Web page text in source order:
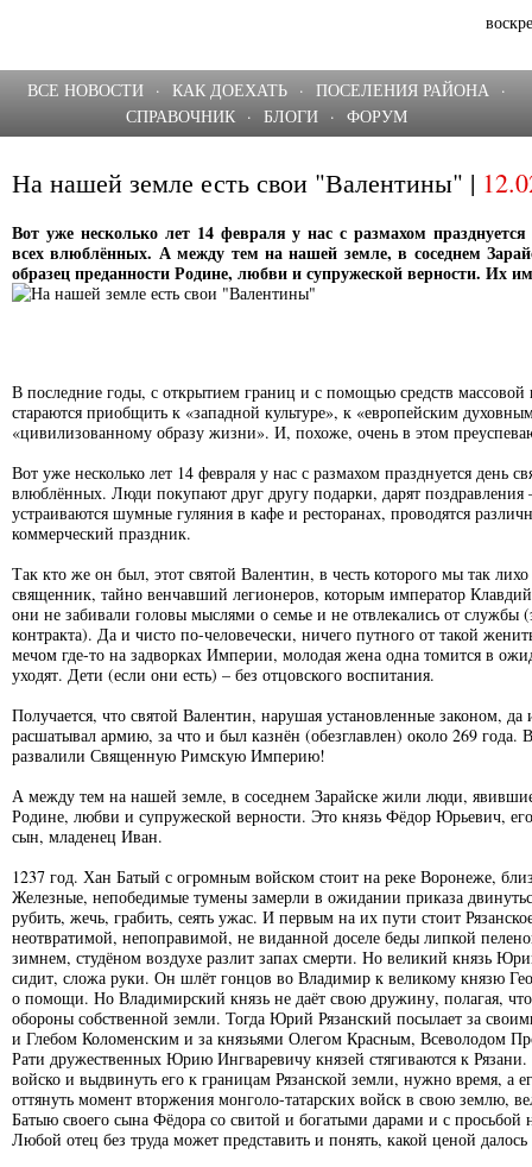
ВСЕ НОВОСТИ · КАК ДОЕХАТЬ · ПОСЕЛЕНИЯ РАЙОНА
·
СПРАВОЧНИК
· БЛОГИ · ФОРУМ
На нашей земле есть свои "Валентины" |
Вот уже несколько лет 14 февраля у нас с размахом
всех влюблённых. А между тем на нашей земле, в соседнем
образец преданности Родине, любви и супружеской верности. Их
В последние годы, с открытием границ и с помощью средств
стараются приобщить к «западной культуре», к «европейским
«цивилизованному образу жизни». И, похоже, очень в этом
Вот уже несколько лет 14 февраля у нас с размахом празднуется день
влюблённых. Люди покупают друг другу подарки, дарят поздравления
устраиваются шумные гуляния в кафе и ресторанах, проводятся
коммерческий праздник.
Так кто же он был, этот святой Валентин, в честь которого мы так
священник, тайно венчавший легионеров, которым император
они не забивали головы мыслями о семье и не отвлекались от службы
контракта). Да и чисто по-человечески, ничего путного от такой
мечом где-то на задворках Империи, молодая жена одна томится в
уходят. Дети (если они есть) – без отцовского воспитания.
Получается, что святой Валентин, нарушая установленные законом,
расшатывал армию, за что и был казнён (обезглавлен) около 269 года.
развалили Священную Римскую Империю!
А между тем на нашей земле, в соседнем Зарайске жили люди,
Родине, любви и супружеской верности. Это князь Фёдор Юрьевич,
сын, младенец Иван.
1237 год. Хан Батый с огромным войском стоит на реке Воронеже,
Железные, непобедимые тумены замерли в ожидании приказа
рубить, жечь, грабить, сеять ужас. И первым на их пути стоит
неотвратимой, непоправимой, не виданной доселе беды липкой
зимнем, студёном воздухе разлит запах смерти. Но великий князь
сидит, сложа руки. Он шлёт гонцов во Владимир к великому князю
о помощи. Но Владимирский князь не даёт свою дружину, полагая,
обороны собственной земли. Тогда Юрий Рязанский посылает за
и Глебом Коломенским и за князьями Олегом Красным, Всеволодом
Рати дружественных Юрию Ингваревичу князей стягиваются к Рязани.
войско и выдвинуть его к границам Рязанской земли, нужно время, а
оттянуть момент вторжения монголо-татарских войск в свою землю,
Батыю своего сына Фёдора со свитой и богатыми дарами и с просьбой
Любой отец без труда может представить и понять, какой ценой